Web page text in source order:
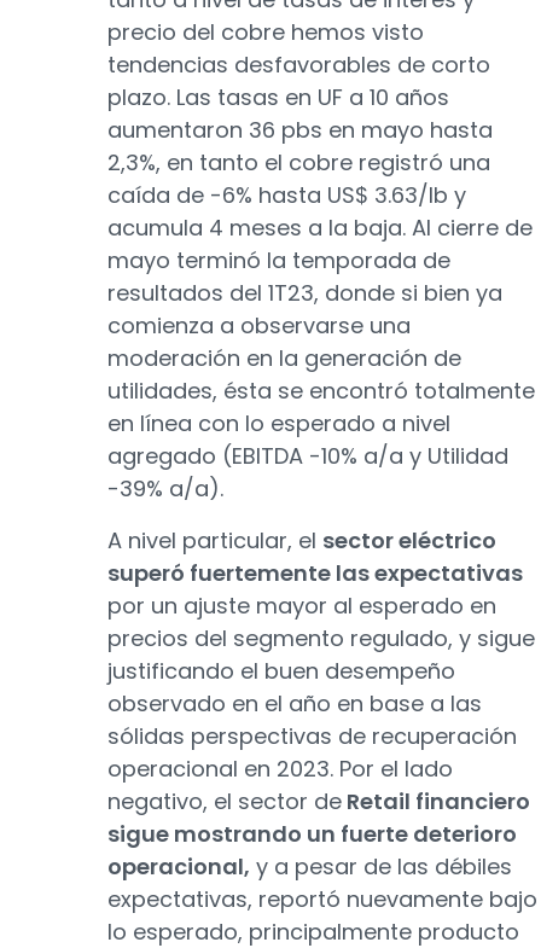
precio del cobre hemos visto
tendencias desfavorables de corto
plazo. Las tasas en UF a 10 años
aumentaron 36 pbs en mayo hasta
2,3%, en tanto el cobre registró una
caída de -6% hasta US$ 3.63/lb y
acumula 4 meses a la baja. Al cierre de
mayo terminó la temporada de
resultados del 1T23, donde si bien ya
comienza a observarse una
moderación en la generación de
utilidades, ésta se encontró totalmente
en línea con lo esperado a nivel
agregado (EBITDA -10% a/a y Utilidad
-39% a/a).
A nivel particular, el sector eléctrico
superó fuertemente las expectativas
por un ajuste mayor al esperado en
precios del segmento regulado, y sigue
justificando el buen desempeño
observado en el año en base a las
sólidas perspectivas de recuperación
operacional en 2023. Por el lado
negativo, el sector de Retail financiero
sigue mostrando un fuerte deterioro
operacional, y a pesar de las débiles
expectativas, reportó nuevamente bajo
lo esperado, principalmente producto